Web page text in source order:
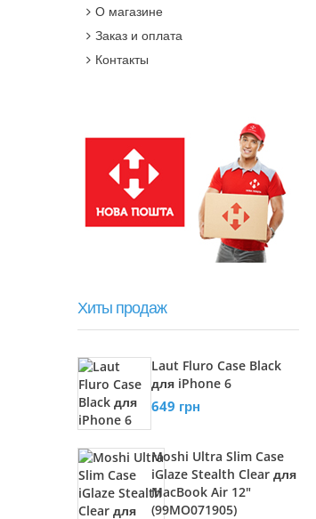
О магазине
Заказ и оплата
Контакты
Хиты продаж
Laut Fluro Case Black
для iPhone 6
649 грн
Moshi Ultra Slim Case
iGlaze Stealth Clear для
MacBook Air 12"
(99MO071905)